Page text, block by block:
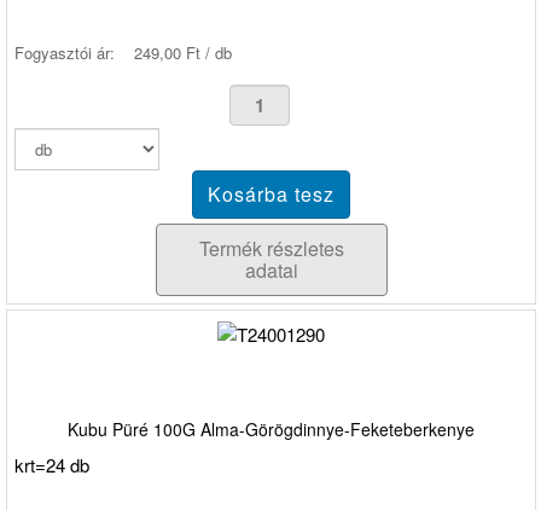
Fogyasztói ár: 249,00 Ft / db
Termék részletes
adatai
Kubu Püré 100G Alma-Görögdinnye-Feketeberkenye
krt=24 db